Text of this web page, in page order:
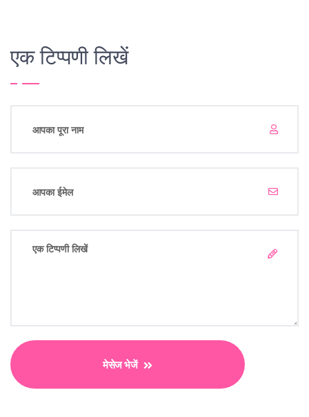
एक टिप्पणी लिखें
मेसेज भेजें